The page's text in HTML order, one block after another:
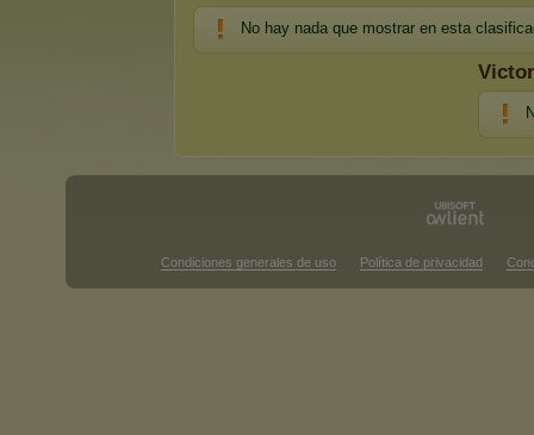
No hay nada que mostrar en esta
Condiciones generales de uso Política de privacidad